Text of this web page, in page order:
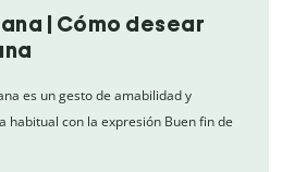
| Cómo desear
es un gesto de amabilidad y
habitual con la expresión Buen fin de